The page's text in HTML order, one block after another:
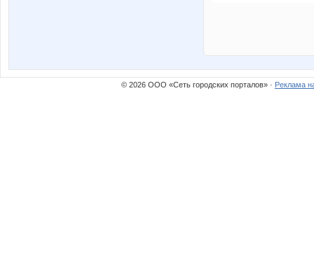
© 2026 ООО «Сеть городских порталов» · Реклама